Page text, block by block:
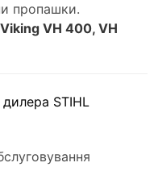
пропашки.
Viking VH 400, VH
дилера STIHL